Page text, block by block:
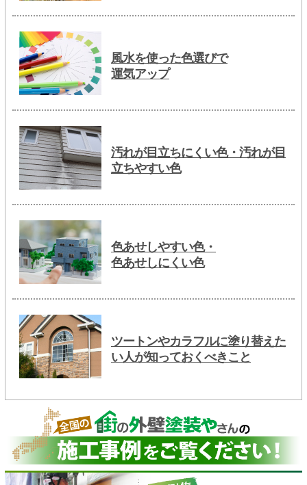
風水を使った色選びで
運気アップ
汚れが目立ちにくい色・汚れが目
立ちやすい色
色あせしやすい色・
色あせしにくい色
ツートンやカラフルに塗り替えた
い人が知っておくべきこと